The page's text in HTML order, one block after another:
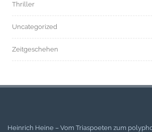
Thriller
Uncategorized
Zeitgeschehen
Heinrich Heine – Vom Triaspoeten zum